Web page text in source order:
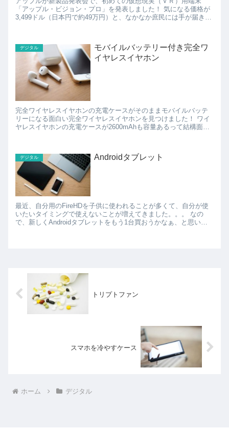
「アップル・ビジョン・プロ」を発表しました！ 気になる価格が
3,499ドル（日本円で約49万円）と、なかなか庶民には手が届きづ
デジタル
モバイルバッテリー付き完全ワ
イヤレスイヤホン
完全ワイヤレスイヤホンの充電ケースがそのままモバイルバッテ
リーになる面白い完全ワイヤレスイヤホンを見つけました！ ワイ
ヤレスイヤホンの充電ケースが2600mAhも容量あるって結構面白
デジタル Androidタブレット
最近、自分用のFireHDを子供に使われることが多くて、自分が使
いたいタイミングで使えないことが増えてきました。。。 なの
で、新しくAndroidタブレットをもう1台買おうかなぁ、と思い、
トリプトファン
スマホを冷やすケース
ホーム デジタル